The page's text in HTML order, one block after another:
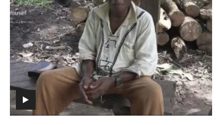
(includes
The
meaning
of
Cacao